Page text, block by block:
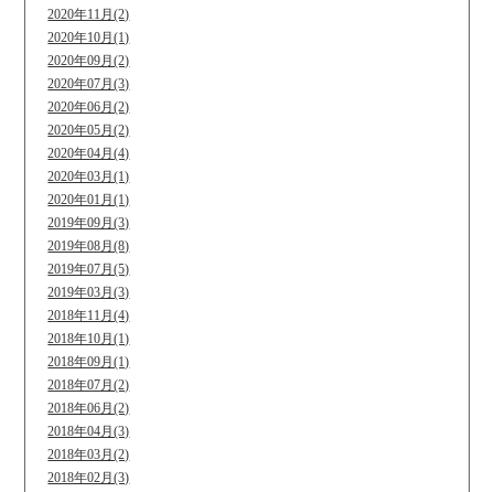
2020年11月(2)
2020年10月(1)
2020年09月(2)
2020年07月(3)
2020年06月(2)
2020年05月(2)
2020年04月(4)
2020年03月(1)
2020年01月(1)
2019年09月(3)
2019年08月(8)
2019年07月(5)
2019年03月(3)
2018年11月(4)
2018年10月(1)
2018年09月(1)
2018年07月(2)
2018年06月(2)
2018年04月(3)
2018年03月(2)
2018年02月(3)